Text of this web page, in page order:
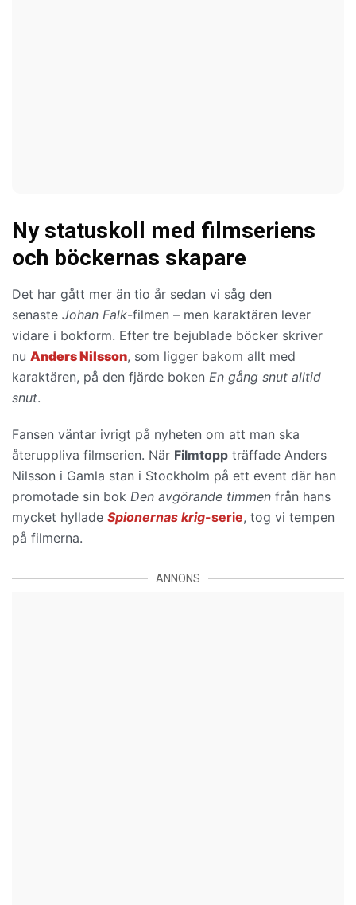
Ny statuskoll med filmseriens
och böckernas skapare
Det har gått mer än tio år sedan vi såg den
senaste Johan Falk-filmen – men karaktären lever
vidare i bokform. Efter tre bejublade böcker skriver
nu Anders Nilsson, som ligger bakom allt med
karaktären, på den fjärde boken En gång snut alltid
snut.
Fansen väntar ivrigt på nyheten om att man ska
återuppliva filmserien. När Filmtopp träffade Anders
Nilsson i Gamla stan i Stockholm på ett event där han
promotade sin bok Den avgörande timmen från hans
mycket hyllade Spionernas krig-serie, tog vi tempen
på filmerna.
ANNONS